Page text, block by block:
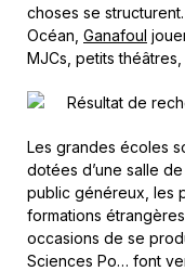
choses se
Océan, Ganafoul
MJCs, petits
Les grandes écoles
dotées d’une salle
public généreux, les
formations
occasions de se
Sciences Po… font